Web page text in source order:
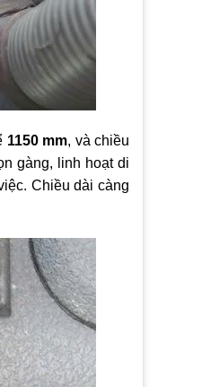
1150 mm, và chiều
gàng, linh hoạt di
Chiều dài càng